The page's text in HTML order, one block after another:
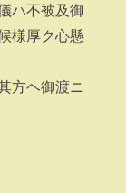
ハ不被及御
様厚ク心懸
方ヘ御渡ニ